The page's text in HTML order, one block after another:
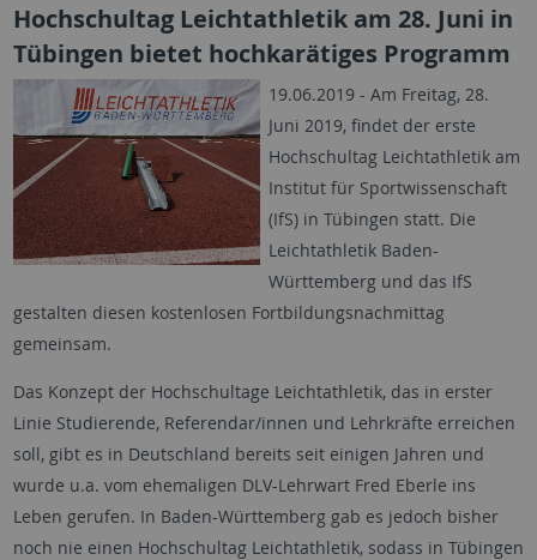
Hochschultag Leichtathletik am 28. Juni in
Tübingen bietet hochkarätiges Programm
19.06.2019 - Am Freitag, 28.
Juni 2019, findet der erste
Hochschultag Leichtathletik am
Institut für Sportwissenschaft
(IfS) in Tübingen statt. Die
Leichtathletik Baden-
Württemberg und das IfS
gestalten diesen kostenlosen Fortbildungsnachmittag
gemeinsam.
Das Konzept der Hochschultage Leichtathletik, das in erster
Linie Studierende, Referendar/innen und Lehrkräfte erreichen
soll, gibt es in Deutschland bereits seit einigen Jahren und
wurde u.a. vom ehemaligen DLV-Lehrwart Fred Eberle ins
Leben gerufen. In Baden-Württemberg gab es jedoch bisher
noch nie einen Hochschultag Leichtathletik, sodass in Tübingen